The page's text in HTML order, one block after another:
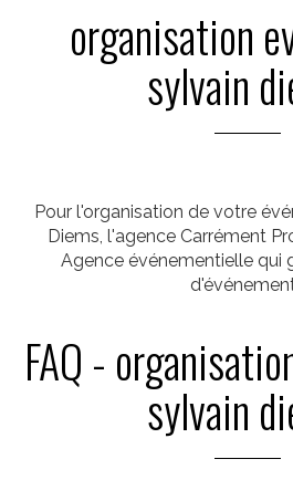
organisation
sylvain
Pour l'organisation de votre
Diems, l'agence Carrément
Agence événementielle qui
FAQ -
sylvain